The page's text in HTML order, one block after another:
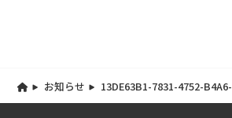
お知らせ
13DE63B1-7831-4752-B4A6-
B8337B36D4E7